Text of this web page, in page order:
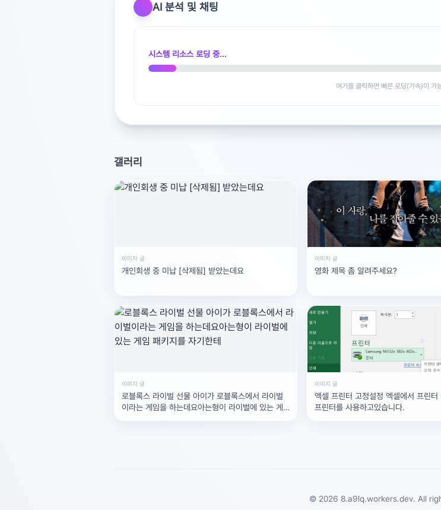
AI 분석 및 채팅
시스템 리소스 로딩 중...
여기를 클릭하면 빠른 로딩(가속)이 가
갤러리
이미지 글
개인회생 중 미납 [삭제됨] 받았는데요
이미지 글
영화 제목 좀 알려주세요?
이미지 글
로블록스 라이벌 선물 아이가 로블록스에서 라이벌
이라는 게임을 하는데요아는형이 라이벌에 있는 게
이미지 글
엑셀 프린터 고정설정 엑셀에서 프린터
프린터를 사용하고있습니다.
© 2026 8.a9lq.workers.dev. All